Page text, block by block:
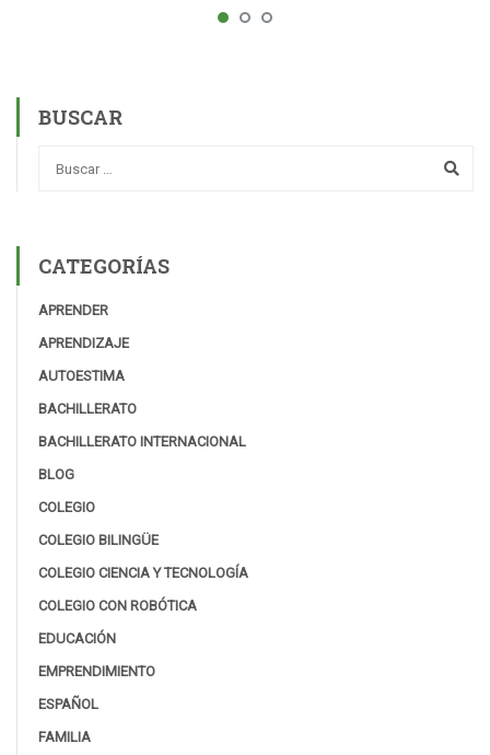
BUSCAR
CATEGORÍAS
APRENDER
APRENDIZAJE
AUTOESTIMA
BACHILLERATO
BACHILLERATO INTERNACIONAL
BLOG
COLEGIO
COLEGIO BILINGÜE
COLEGIO CIENCIA Y TECNOLOGÍA
COLEGIO CON ROBÓTICA
EDUCACIÓN
EMPRENDIMIENTO
ESPAÑOL
FAMILIA